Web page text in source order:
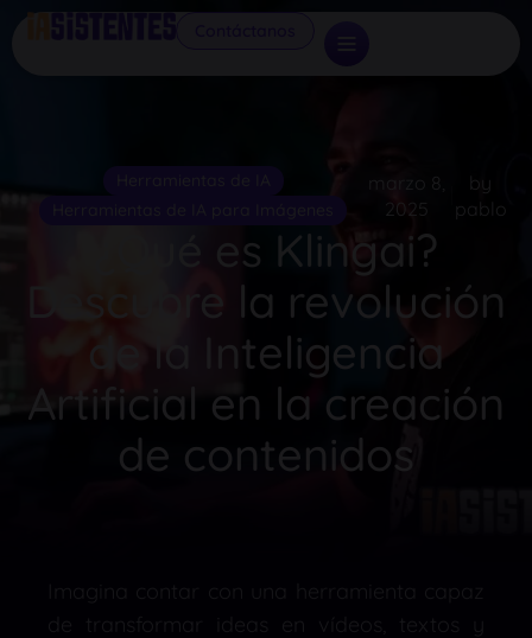
marzo 8,
2025
by
pablo
¿Qué es Klingai?
Descubre la revolución
de la Inteligencia
Artificial en la creación
de contenidos